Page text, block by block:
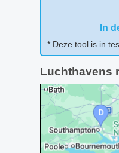
In
* Deze tool is in
Luchthavens